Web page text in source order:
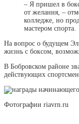
– Я пришел в
от желания, –
колледже, но
мастером спорта.
На вопрос о будущем
жизнь с боксом,
В Бобровском районе
действующих
Фотографии riavrn.ru